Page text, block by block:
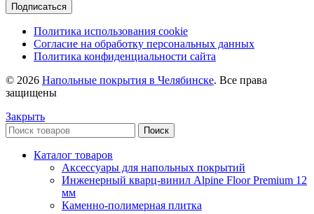
Подписаться
Политика использования cookie
Согласие на обработку персональных данных
Политика конфиденциальности сайта
© 2026 Напольные покрытия в Челябинске. Все права
защищены
Закрыть
Поиск
Каталог товаров
Аксессуары для напольных покрытий
Инженерный кварц-винил Alpine Floor Premium 12
мм
Каменно-полимерная плитка